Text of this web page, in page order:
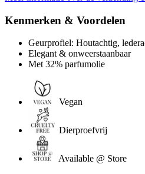
Kenmerken & Voordelen
Geurprofiel: Houtachtig,
Elegant & onweerstaanbaar
Met 32% parfumolie
Vegan
Dierproefvrij
Available @ Store